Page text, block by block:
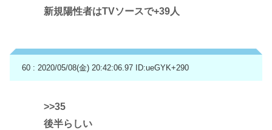
新規陽性者はTVソースで+39人
60 : 2020/05/08(金) 20:42:06.97 ID:ueGYK+290
>>35
後半らしい